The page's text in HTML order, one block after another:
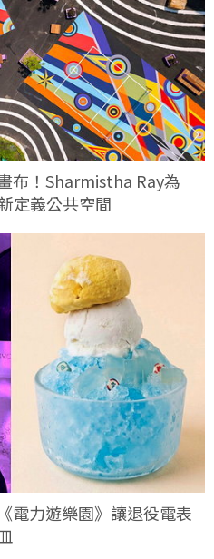
布！Sharmistha Ray為
定義公共空間
電力遊樂園》讓退役電表